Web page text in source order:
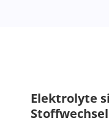
Elektrolyte